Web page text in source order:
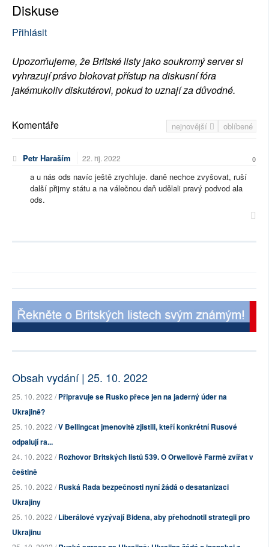
Diskuse
Přihlásit
Upozorňujeme, že Britské listy jako soukromý server si
vyhrazují právo blokovat přístup na diskusní fóra
jakémukoliv diskutérovi, pokud to uznají za důvodné.
nejnovější oblíbené
Komentáře
Petr Haraším 22. říj. 2022 0
a u nás ods navíc ještě zrychluje. daně nechce zvyšovat, ruší
další přijmy státu a na válečnou daň udělali pravý podvod ala
ods.
Obsah vydání | 25. 10. 2022
25. 10. 2022 /Připravuje se Rusko přece jen na jaderný úder na
Ukrajině?
25. 10. 2022 /V Bellingcat jmenovitě zjistili, kteří konkrétní Rusové
odpalují ra...
24. 10. 2022 /Rozhovor Britských listů 539. O Orwellově Farmě zvířat v
češtině
25. 10. 2022 /Ruská Rada bezpečnosti nyní žádá o desatanizaci
Ukrajiny
25. 10. 2022 /Liberálové vyzývají Bidena, aby přehodnotil strategii pro
Ukrajinu